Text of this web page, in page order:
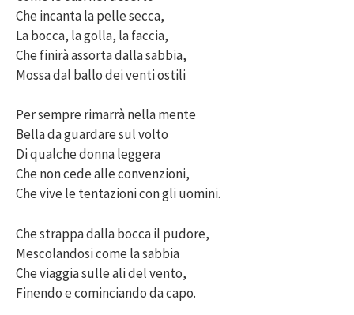
Che incanta la pelle secca,
La bocca, la golla, la faccia,
Che finirà assorta dalla sabbia,
Mossa dal ballo dei venti ostili
Per sempre rimarrà nella mente
Bella da guardare sul volto
Di qualche donna leggera
Che non cede alle convenzioni,
Che vive le tentazioni con gli uomini.
Che strappa dalla bocca il pudore,
Mescolandosi come la sabbia
Che viaggia sulle ali del vento,
Finendo e cominciando da capo.